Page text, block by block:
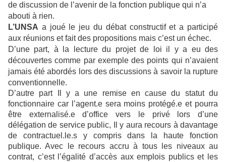
de discussion de l’avenir de la fonction publique qui n’a
abouti à rien.
L’UNSA a joué le jeu du débat constructif et a participé
aux réunions et fait des propositions mais c’est un échec.
D’une part, à la lecture du projet de loi il y a eu des
découvertes comme par exemple des points qui n’avaient
jamais été abordés lors des discussions à savoir la rupture
conventionnelle.
D’autre partIl y a une remise en cause du statut du
fonctionnaire car
l’agent.e sera moins protégé.e et pourra
être externalisé.e d’office vers le privé lors d’une
délégation de service public, Il y aura recours à davantage
de contractuel.le.s y compris dans la haute fonction
publique.Avec le recours accru à tous les niveaux au
contrat, c’est l’égalité d’accès aux emplois publics et les